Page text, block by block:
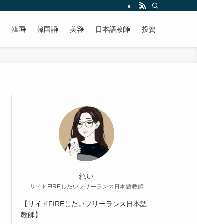
韓国 韓国語 美容 日本語教師 投資
れい
サイドFIREしたいフリーランス日本語教師
【サイドFIREしたいフリーランス日本語
教師】